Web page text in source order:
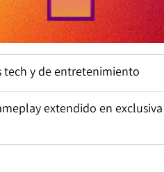
tech y de entretenimiento
extendido en exclusiva